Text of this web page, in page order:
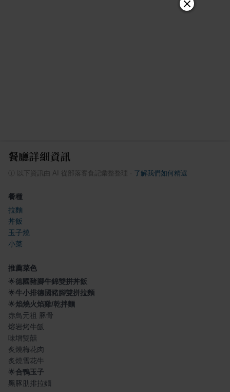
餐廳詳細資訊
以下資訊由 AI 從部落客食記彙整整理 了解我們如何精選
餐種
拉麵
丼飯
玉子燒
小菜
推薦菜色
🌟德國豬腳牛錦雙拼丼飯
🌟牛小排德國豬腳雙拼拉麵
🌟焰燒火焰雞/乾拌麵
赤鳥元祖 豚骨
熔岩烤牛飯
味增雙囍
炙燒梅花肉
炙燒雪花牛
🌟合鴨玉子
黑豚肋排拉麵